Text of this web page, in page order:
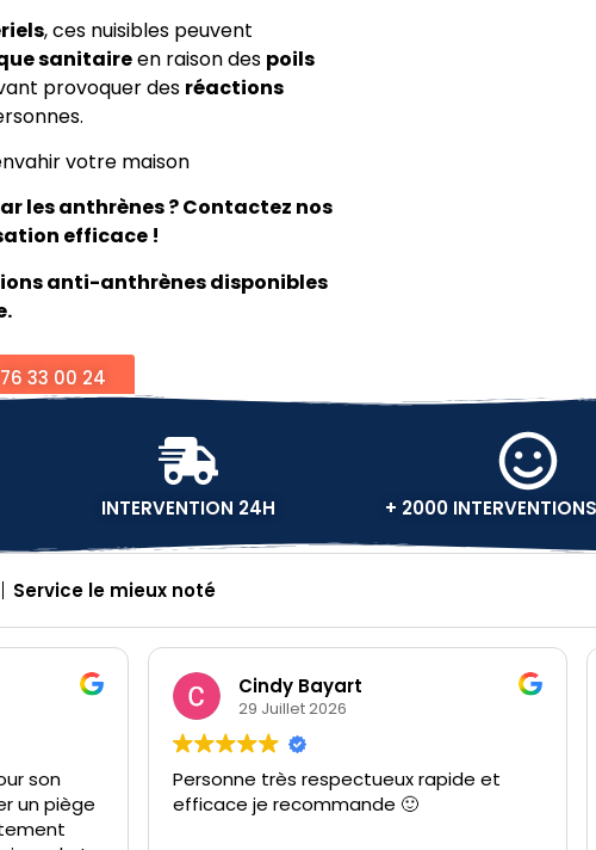
, ces nuisibles peuvent
sanitaireen raison des poils
provoquer des réactions
votre maison
les anthrènes ? Contactez nos
efficace !
anti-anthrènes disponibles
33 00 24
INTERVENTION 24H + 2000
Service le mieux noté
Cindy Bayart
29 Juillet 2026
Personne très respectueux rapide et
efficace je recommande 🙂
29
Très
la marche